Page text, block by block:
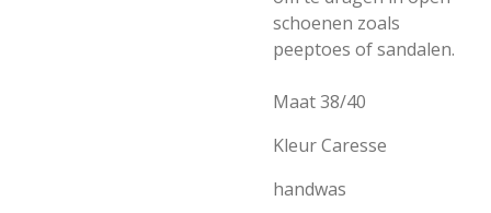
schoenen zoals
peeptoes of sandalen.
Maat 38/40
Kleur Caresse
handwas